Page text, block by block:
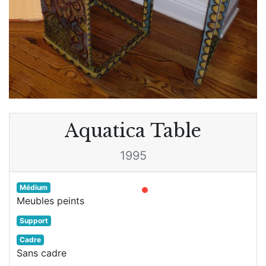
Aquatica Table
1995
Médium
Meubles peints
Support
Cadre
Sans cadre